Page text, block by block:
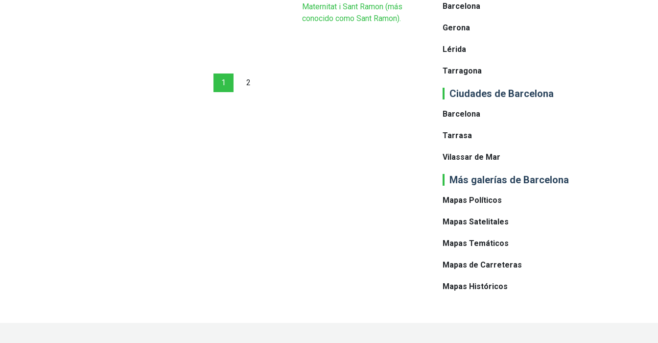
Maternitat i Sant Ramon (más
conocido como Sant Ramon).
1 2
Barcelona
Gerona
Lérida
Tarragona
Ciudades de Barcelona
Barcelona
Tarrasa
Vilassar de Mar
Más galerías de Barcelona
Mapas Políticos
Mapas Satelitales
Mapas Temáticos
Mapas de Carreteras
Mapas Históricos